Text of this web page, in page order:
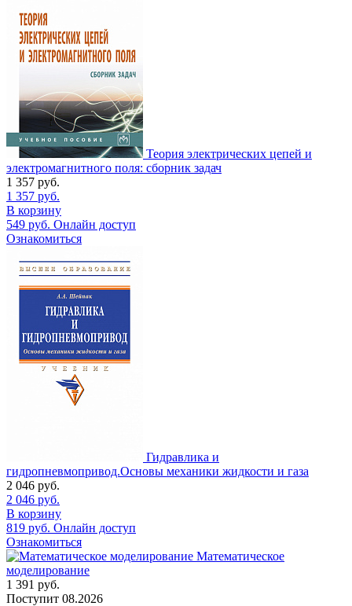
Теория электрических цепей и
электромагнитного поля: сборник задач
1 357 руб.
1 357 руб.
В корзину
549 руб. Онлайн доступ
Ознакомиться
Гидравлика и
гидропневмопривод.Основы механики жидкости и газа
2 046 руб.
2 046 руб.
В корзину
819 руб. Онлайн доступ
Ознакомиться
Математическое
моделирование
1 391 руб.
Поступит 08.2026